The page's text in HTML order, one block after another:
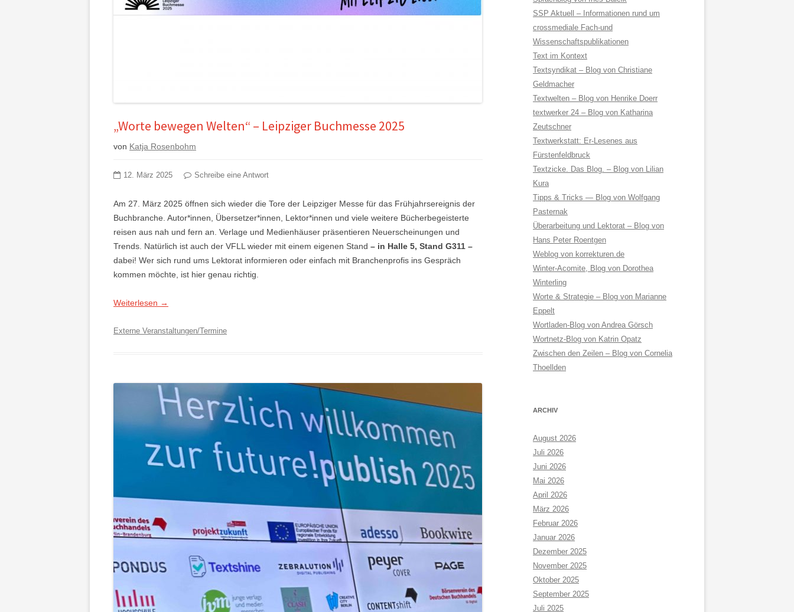
„Worte bewegen Welten“ – Leipziger Buchmesse 2025
von Katja Rosenbohm
12. März 2025 Schreibe eine Antwort
Am 27. März 2025 öffnen sich wieder die Tore der Leipziger Messe für das Frühjahrsereignis der
Buchbranche. Autor*innen, Übersetzer*innen, Lektor*innen und viele weitere Bücherbegeisterte
reisen aus nah und fern an. Verlage und Medienhäuser präsentieren Neuerscheinungen und
Trends. Natürlich ist auch der VFLL wieder mit einem eigenen Stand – in Halle 5, Stand G311 –
dabei! Wer sich rund ums Lektorat informieren oder einfach mit Branchenprofis ins Gespräch
kommen möchte, ist hier genau richtig.
Weiterlesen →
Externe Veranstaltungen/Termine
SSP Aktuell – Informationen rund um
crossmediale Fach-und
Wissenschaftspublikationen
Text im Kontext
Textsyndikat – Blog von Christiane
Geldmacher
Textwelten – Blog von Henrike Doerr
textwerker 24 – Blog von Katharina
Zeutschner
Textwerkstatt: Er-Lesenes aus
Fürstenfeldbruck
Textzicke. Das Blog. – Blog von Lilian
Kura
Tipps & Tricks — Blog von Wolfgang
Pasternak
Überarbeitung und Lektorat – Blog von
Hans Peter Roentgen
Weblog von korrekturen.de
Winter-Acomite, Blog von Dorothea
Winterling
Worte & Strategie – Blog von Marianne
Eppelt
Wortladen-Blog von Andrea Görsch
Wortnetz-Blog von Katrin Opatz
Zwischen den Zeilen – Blog von Cornelia
Thoellden
ARCHIV
August 2026
Juli 2026
Juni 2026
Mai 2026
April 2026
März 2026
Februar 2026
Januar 2026
Dezember 2025
November 2025
Oktober 2025
September 2025
Juli 2025